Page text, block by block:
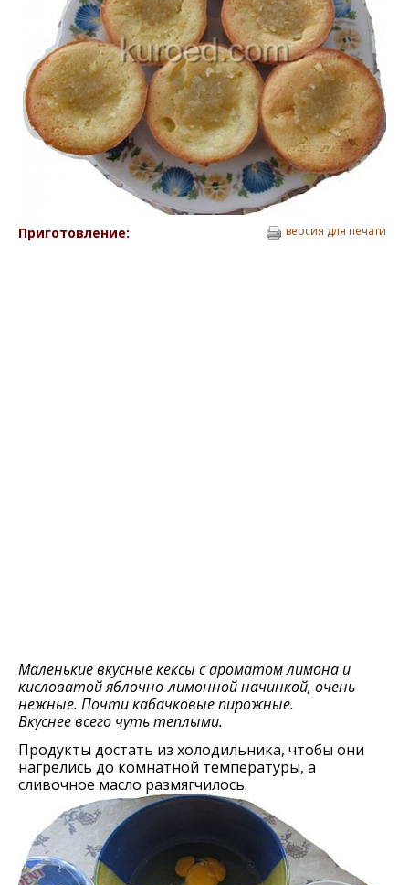
Приготовление: версия для печати
Маленькие вкусные кексы с ароматом лимона и
кисловатой яблочно-лимонной начинкой, очень
нежные. Почти кабачковые пирожные.
Вкуснее всего чуть теплыми.
Продукты достать из холодильника, чтобы они
нагрелись до комнатной температуры, а
сливочное масло размягчилось.